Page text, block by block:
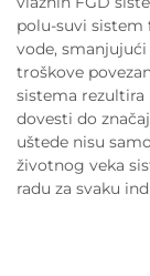
polu-suvi
vode,
troškove
sistema
dovesti do
uštede nisu
životnog veka
radu za svaku